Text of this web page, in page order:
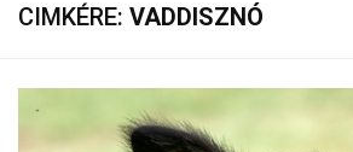
CIMKÉRE: VADDISZNÓ